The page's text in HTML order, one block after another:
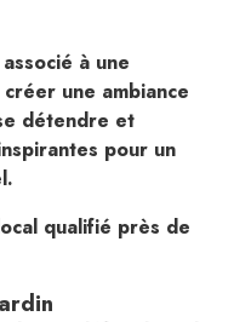
à une
une ambiance
détendre et
pour un
qualifié près de